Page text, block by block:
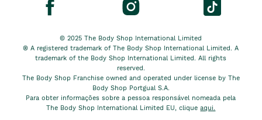
© 2025 The Body Shop International Limited
® A registered trademark of The Body Shop International Limited. A
trademark of the Body Shop International Limited. All rights
reserved.
The Body Shop Franchise owned and operated under license by The
Body Shop Portgual S.A.
Para obter informações sobre a pessoa responsável nomeada pela
The Body Shop International Limited EU, cliqueaqui.